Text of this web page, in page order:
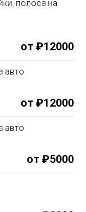
полоса на
от ₽12000
авто
от ₽12000
авто
от ₽5000